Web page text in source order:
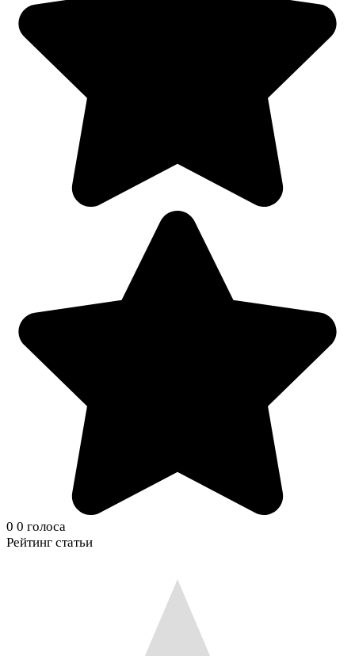
0 0 голоса
Рейтинг статьи